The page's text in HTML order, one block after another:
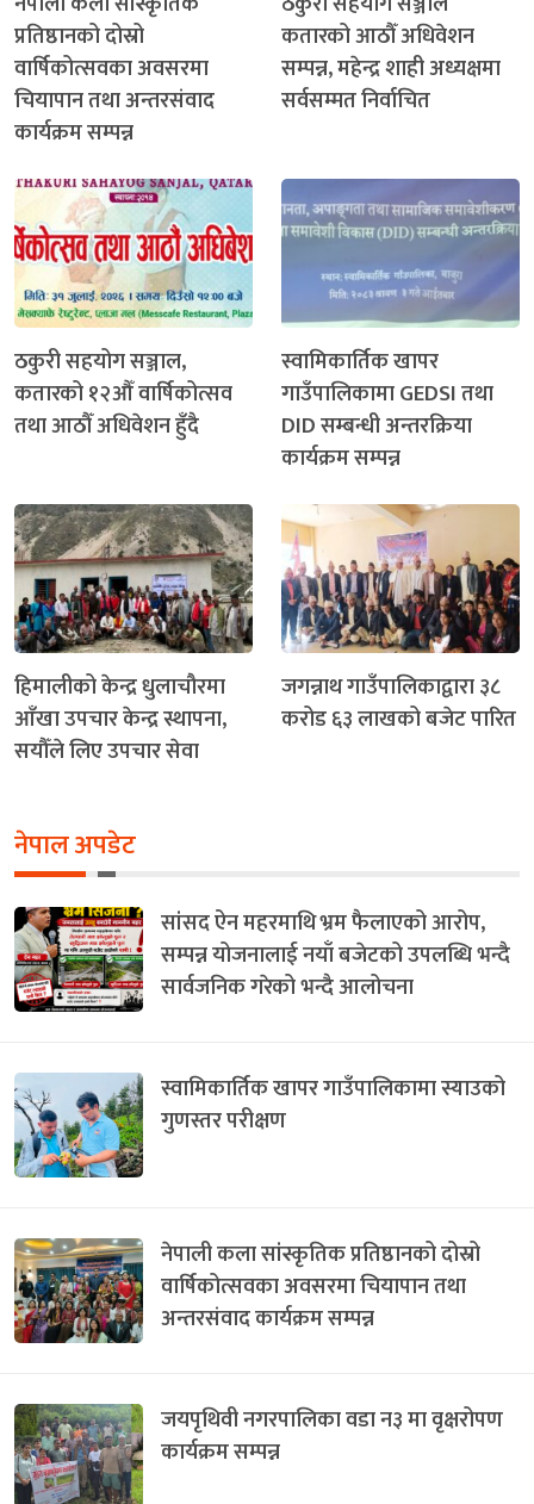
प्रतिष्ठानको दोस्रो
वार्षिकोत्सवका अवसरमा
चियापान तथा अन्तरसंवाद
कार्यक्रम सम्पन्न
कतारको आठौँ अधिवेशन
सम्पन्न, महेन्द्र शाही अध्यक्षमा
सर्वसम्मत निर्वाचित
ठकुरी सहयोग सञ्जाल,
कतारको १२औँ वार्षिकोत्सव
तथा आठौँ अधिवेशन हुँदै
स्वामिकार्तिक खापर
गाउँपालिकामा GEDSI तथा
DID सम्बन्धी अन्तरक्रिया
कार्यक्रम सम्पन्न
हिमालीको केन्द्र धुलाचौरमा
आँखा उपचार केन्द्र स्थापना,
सयौँले लिए उपचार सेवा
जगन्नाथ गाउँपालिकाद्वारा ३८
करोड ६३ लाखको बजेट पारित
नेपाल अपडेट
सांसद ऐन महरमाथि भ्रम फैलाएको आरोप,
सम्पन्न योजनालाई नयाँ बजेटको उपलब्धि भन्दै
सार्वजनिक गरेको भन्दै आलोचना
स्वामिकार्तिक खापर गाउँपालिकामा स्याउको
गुणस्तर परीक्षण
नेपाली कला सांस्कृतिक प्रतिष्ठानको दोस्रो
वार्षिकोत्सवका अवसरमा चियापान तथा
अन्तरसंवाद कार्यक्रम सम्पन्न
जयपृथिवी नगरपालिका वडा न३ मा वृक्षरोपण
कार्यक्रम सम्पन्न